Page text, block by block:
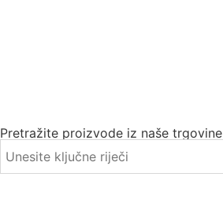
Pretražite proizvode iz naše trgovine